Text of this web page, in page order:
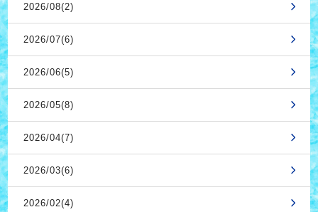
2026/08(2)
2026/07(6)
2026/06(5)
2026/05(8)
2026/04(7)
2026/03(6)
2026/02(4)